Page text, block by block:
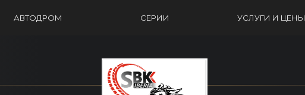
АВТОДРОМ СЕРИИ УСЛУГИ И ЦЕНЫ